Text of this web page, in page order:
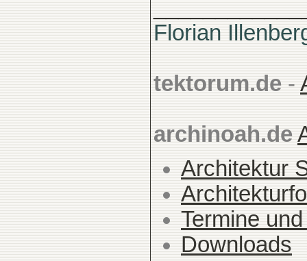
Florian
tektorum.de -
archinoah.de
Architektur
Termine
Downloads